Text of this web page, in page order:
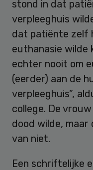
stond in dat
verpleeghuis
dat patiënte zelf
euthanasie wilde
echter nooit om
(eerder) aan de
verpleeghuis”,
college. De
dood wilde,
van niet.
Een schriftelijke